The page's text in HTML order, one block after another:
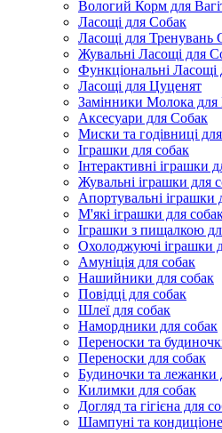
Вологий Корм для
Ласощі для Собак
Ласощі для Тренувань
Жувальні Ласощі для
Функціональні Ласощі
Ласощі для Цуценят
Замінники Молока для
Аксесуари для Собак
Миски та годівниці
Іграшки для собак
Інтерактивні іграшки
Жувальні іграшки для
Апортувальні іграшки
М'які іграшки для
Іграшки з пищалкою
Охолоджуючі іграшки
Амуніція для собак
Нашийники для собак
Повідці для собак
Шлеї для собак
Намордники для собак
Переноски та
Переноски для собак
Будиночки та лежанки
Килимки для собак
Догляд та гігієна для
Шампуні та